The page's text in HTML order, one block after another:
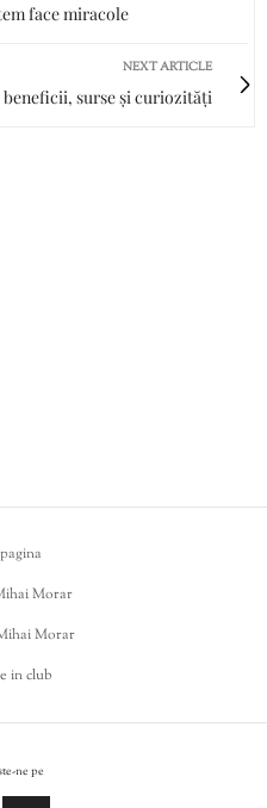
face miracole
NEXT ARTICLE
surse și curiozități
Morar
Morar
in club
ne pe